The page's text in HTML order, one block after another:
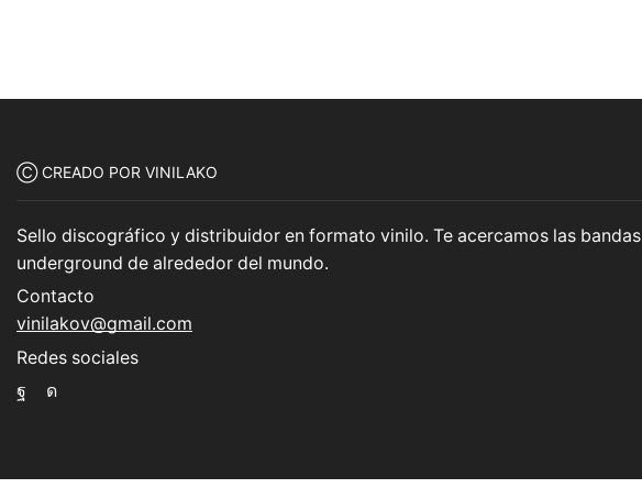
Ⓒ CREADO POR VINILAKO
Sello discográfico y distribuidor en formato vinilo. Te acercamos las bandas
underground de alrededor del mundo.
Contacto
vinilakov@gmail.com
Redes sociales
Facebook
Instagram